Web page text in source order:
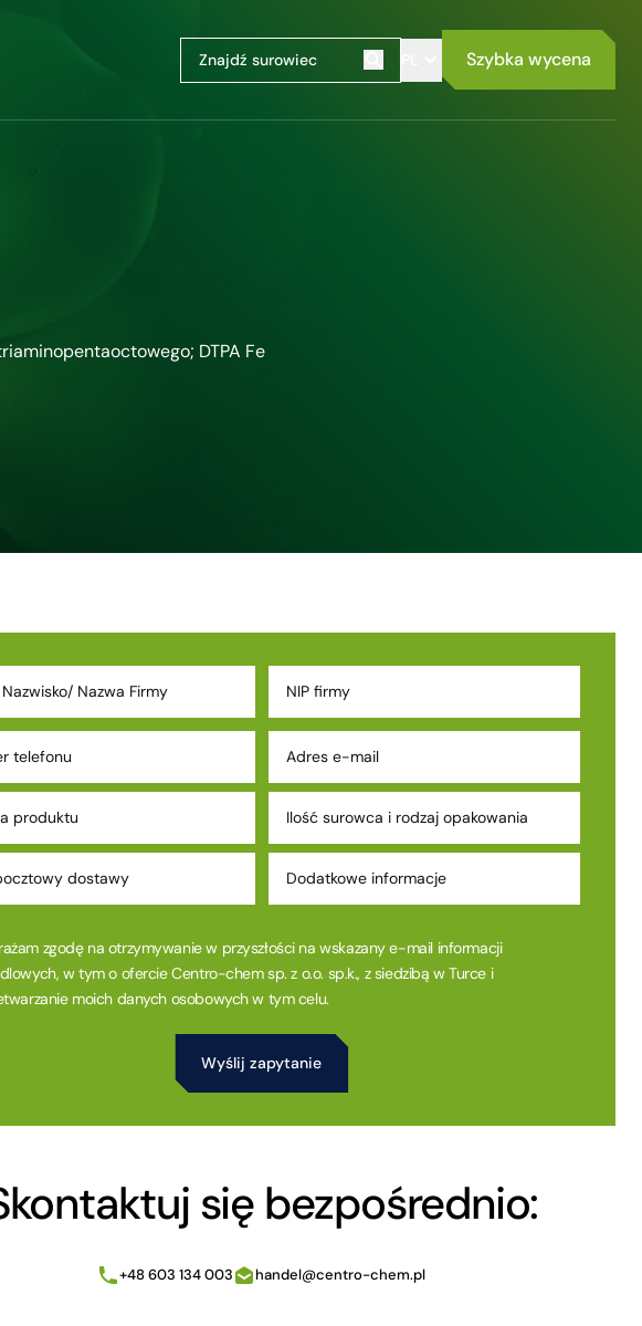
Szybka wycena
DTPA Fe
zgodę na otrzymywanie w przyszłości na wskazany e-mail informacji
w tym o ofercie Centro-chem sp. z o.o. sp.k., z siedzibą w Turce i
moich danych osobowych w tym celu.
się bezpośrednio:
+48 603 134 003 handel@centro-chem.pl